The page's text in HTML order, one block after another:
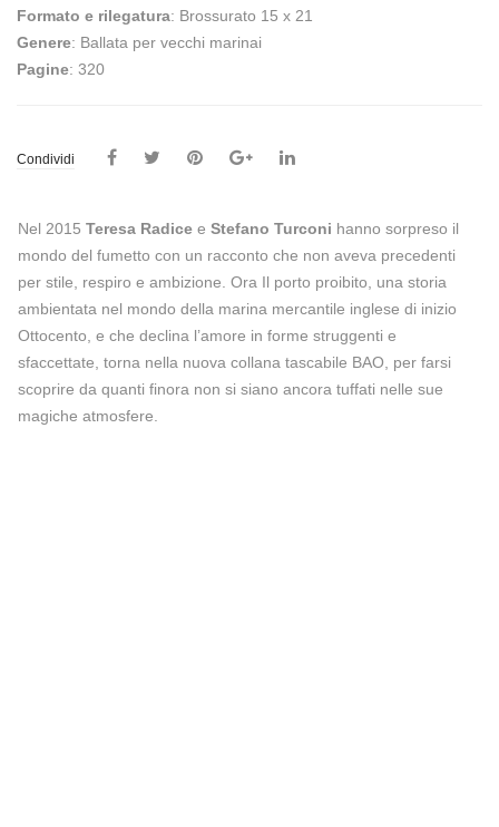
Formato e rilegatura: Brossurato 15 x 21
Genere: Ballata per vecchi marinai
Pagine: 320
Condividi
Nel 2015 Teresa Radice e Stefano Turconi hanno sorpreso il
mondo del fumetto con un racconto che non aveva precedenti
per stile, respiro e ambizione. Ora Il porto proibito, una storia
ambientata nel mondo della marina mercantile inglese di inizio
Ottocento, e che declina l’amore in forme struggenti e
sfaccettate, torna nella nuova collana tascabile BAO, per farsi
scoprire da quanti finora non si siano ancora tuffati nelle sue
magiche atmosfere.